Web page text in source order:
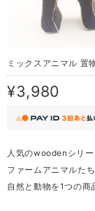
ミックスアニマル 置
¥3,980
人気のwoodenシリー
ファームアニマルた
自然と動物を1つの